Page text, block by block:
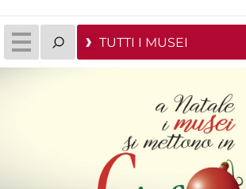
TUTTI I MUSEI